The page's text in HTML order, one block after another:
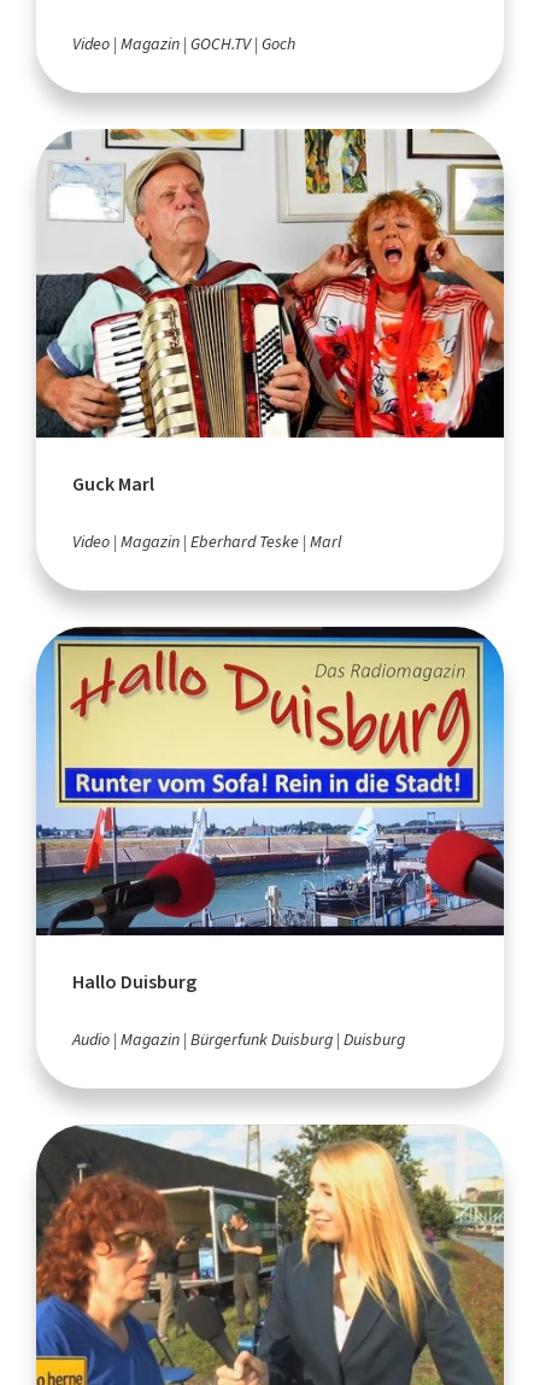
Video Magazin GOCH.TV Goch
Guck Marl
Video Magazin Eberhard Teske Marl
Hallo Duisburg
Audio Magazin Bürgerfunk Duisburg Duisburg